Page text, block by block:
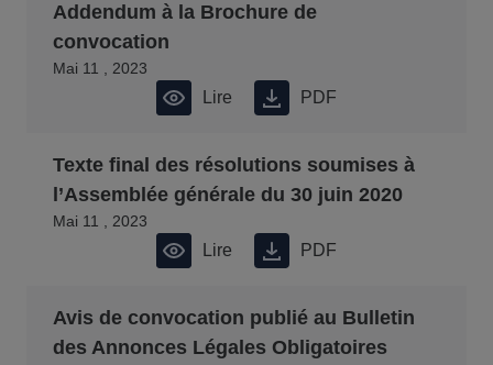
Addendum à la Brochure de
convocation
Mai 11 , 2023
Lire PDF
Texte final des résolutions soumises à
l’Assemblée générale du 30 juin 2020
Mai 11 , 2023
Lire PDF
Avis de convocation publié au Bulletin
des Annonces Légales Obligatoires